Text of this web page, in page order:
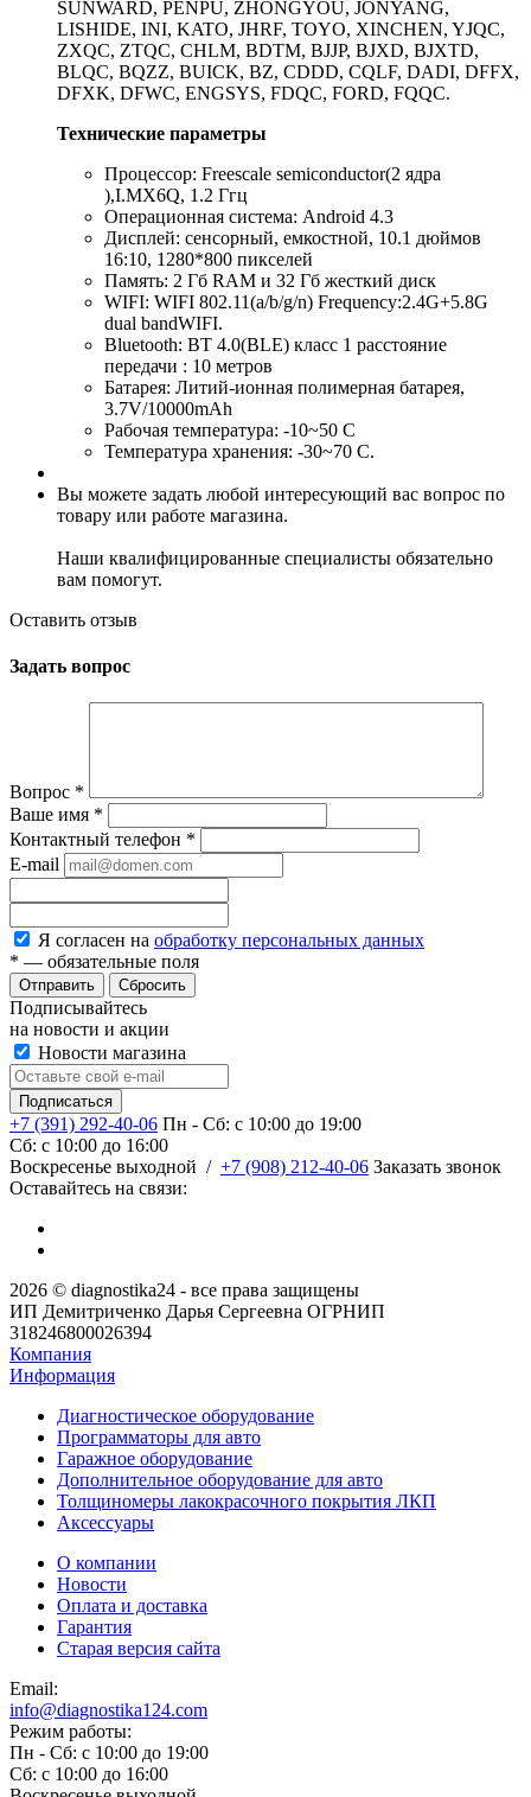
SUNWARD, PENPU, ZHONGYOU, JONYANG,
LISHIDE, INI, KATO, JHRF, TOYO, XINCHEN, YJQC,
ZXQC, ZTQC, CHLM, BDTM, BJJP, BJXD, BJXTD,
BLQC, BQZZ, BUICK, BZ, CDDD, CQLF, DADI, DFFX,
DFXK, DFWC, ENGSYS, FDQC, FORD, FQQC.
Технические параметры
Процессор: Freescale semiconductor(2 ядра
),I.MX6Q, 1.2 Ггц
Операционная система: Android 4.3
Дисплей: сенсорный, емкостной, 10.1 дюймов
16:10, 1280*800 пикселей
Память: 2 Гб RAM и 32 Гб жесткий диск
WIFI: WIFI 802.11(a/b/g/n) Frequency:2.4G+5.8G
dual bandWIFI.
Bluetooth: BT 4.0(BLE) класс 1 расстояние
передачи : 10 метров
Батарея: Литий-ионная полимерная батарея,
3.7V/10000mAh
Рабочая температура: -10~50 С
Температура хранения: -30~70 С.
Вы можете задать любой интересующий вас вопрос по
товару или работе магазина.
Наши квалифицированные специалисты обязательно
вам помогут.
Оставить отзыв
Задать вопрос
Вопрос *
Ваше имя *
Контактный телефон *
E-mail
Я согласен на обработку персональных данных
* — обязательные поля
Сбросить
Подписывайтесь
на новости и акции
Новости магазина
+7 (391) 292-40-06 Пн - Сб: c 10:00 до 19:00
Сб: c 10:00 до 16:00
​Воскресенье выходной / +7 (908) 212-40-06 Заказать звонок
Оставайтесь на связи:
2026 © diagnostika24 - все права защищены
ИП Демитриченко Дарья Сергеевна ОГРНИП
318246800026394
Компания
Информация
Диагностическое оборудование
Программаторы для авто
Гаражное оборудование
Дополнительное оборудование для авто
Толщиномеры лакокрасочного покрытия ЛКП
Аксессуары
О компании
Новости
Оплата и доставка
Гарантия
Старая версия сайта
Email:
info@diagnostika124.com
Режим работы:
Пн - Сб: c 10:00 до 19:00
Сб: c 10:00 до 16:00